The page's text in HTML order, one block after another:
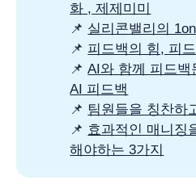
화 , 제제미미
📌 실리콘밸리의
📌 피드백의 힘, 피
📌AI와 함께 피드백
AI 피드백
📌 팀원들을 칭찬하
📌 효과적인 매니징
해야하는 3가지